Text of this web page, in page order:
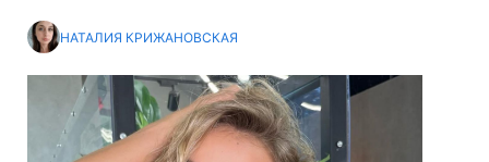
НАТАЛИЯ КРИЖАНОВСКАЯ